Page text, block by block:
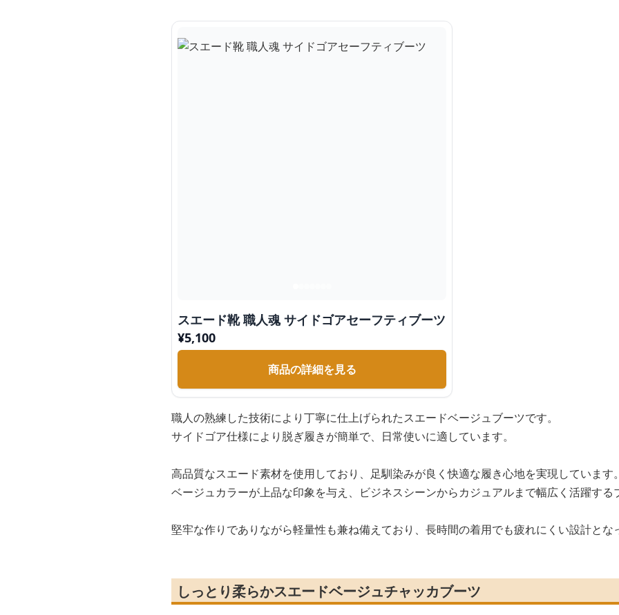
スエード靴 職人魂 サイドゴアセーフティブーツ
¥5,100
商品の詳細を見る
職人の熟練した技術により丁寧に仕上げられたスエードベージュブーツです。
サイドゴア仕様により脱ぎ履きが簡単で、日常使いに適しています。
高品質なスエード素材を使用しており、足馴染みが良く快適な履き心地を実現しています
ベージュカラーが上品な印象を与え、ビジネスシーンからカジュアルまで幅広く活躍する
堅牢な作りでありながら軽量性も兼ね備えており、長時間の着用でも疲れにくい設計とな
しっとり柔らかスエードベージュチャッカブーツ